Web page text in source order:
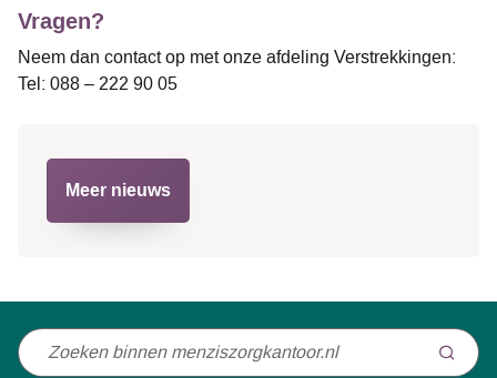
Vragen?
Neem dan contact op met onze afdeling Verstrekkingen:
Tel: 088 – 222 90 05
Meer nieuws
Niet